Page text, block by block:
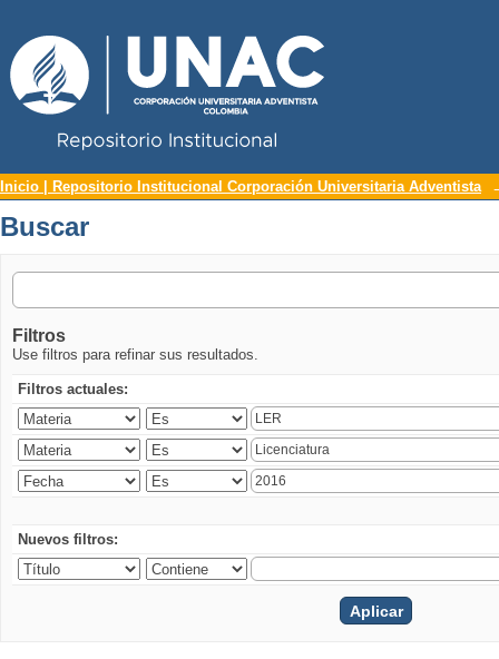
Buscar
Inicio | Repositorio Institucional Corporación Universitaria Adventista
Buscar
Filtros
Use filtros para refinar sus resultados.
Filtros actuales:
Nuevos filtros: